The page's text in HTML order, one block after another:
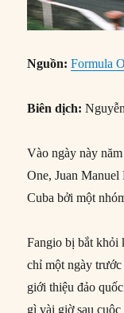
Nguồn: Formula
Biên dịch:
Vào ngày này
One, Juan Manuel
Cuba bởi một
Fangio bị bắt khỏi
chỉ một ngày
giới thiệu đảo
gì vài giờ sau